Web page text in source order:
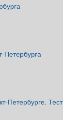
Петербурга
Петербурге. Тест